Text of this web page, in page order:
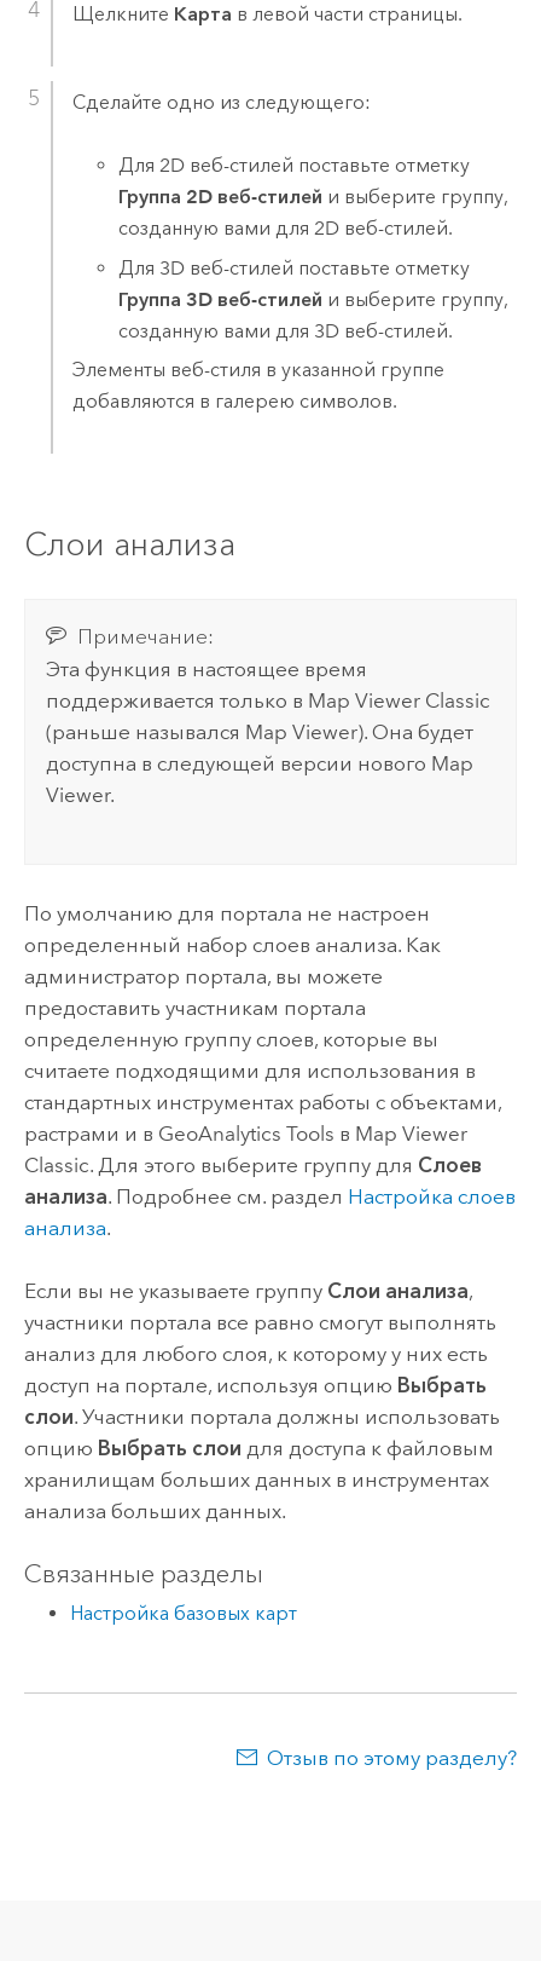
Щелкните Карта в левой части страницы.
Сделайте одно из следующего:
Для 2D веб-стилей поставьте отметку
Группа 2D веб-стилей и выберите группу,
созданную вами для 2D веб-стилей.
Для 3D веб-стилей поставьте отметку
Группа 3D веб-стилей и выберите группу,
созданную вами для 3D веб-стилей.
Элементы веб-стиля в указанной группе
добавляются в галерею символов.
Слои анализа
Примечание:
Эта функция в настоящее время
поддерживается только в Map Viewer Classic
(раньше назывался Map Viewer). Она будет
доступна в следующей версии нового Map
Viewer.
По умолчанию для портала не настроен
определенный набор слоев анализа. Как
администратор портала, вы можете
предоставить участникам портала
определенную группу слоев, которые вы
считаете подходящими для использования в
стандартных инструментах работы с объектами,
растрами и в GeoAnalytics Tools в Map Viewer
Classic. Для этого выберите группу для Слоев
анализа. Подробнее см. раздел Настройка слоев
анализа.
Если вы не указываете группу Слои анализа,
участники портала все равно смогут выполнять
анализ для любого слоя, к которому у них есть
доступ на портале, используя опцию Выбрать
слои. Участники портала должны использовать
опцию Выбрать слои для доступа к файловым
хранилищам больших данных в инструментах
анализа больших данных.
Связанные разделы
Настройка базовых карт
Отзыв по этому разделу?